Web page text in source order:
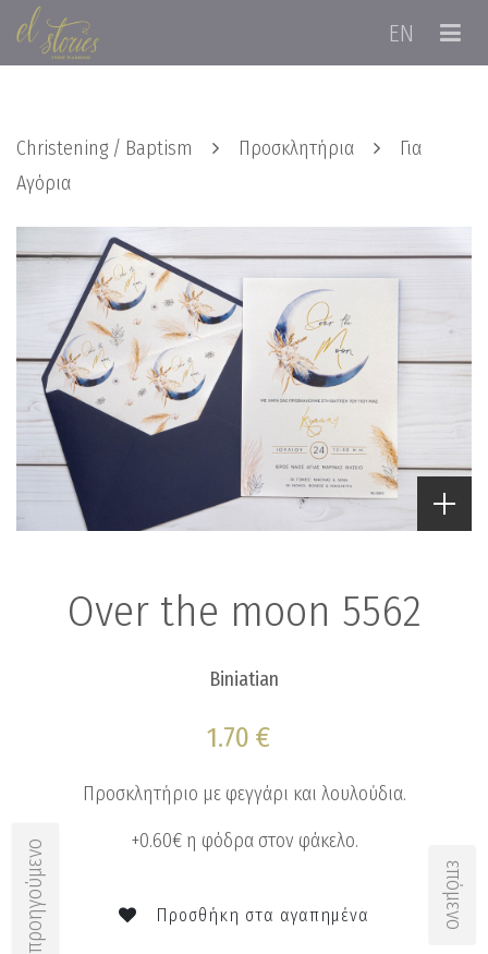
EN
προηγούμενο επόμενο
Christening / Baptism Προσκλητήρια
Για
Αγόρια
Over the moon 5562
Biniatian
1.70 €
Προσκλητήριο με φεγγάρι και λουλούδια.
+0.60€ η φόδρα στον φάκελο.
Προσθήκη στα αγαπημένα